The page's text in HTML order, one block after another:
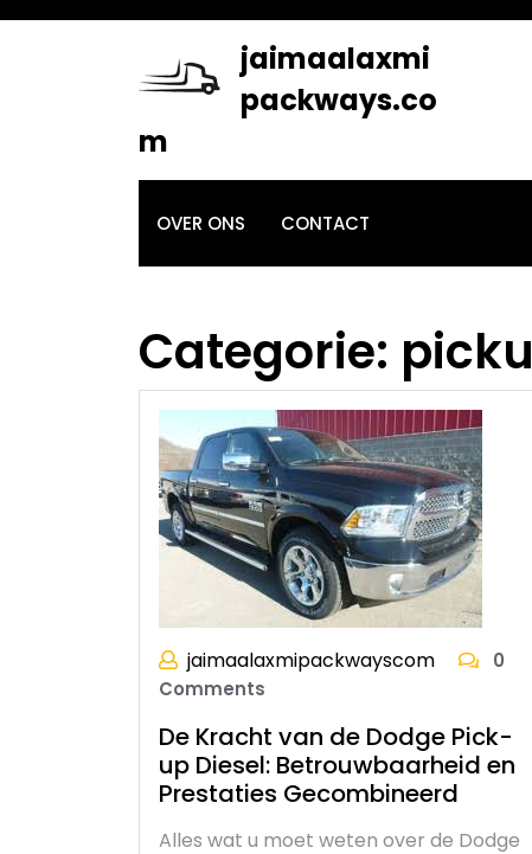
jaimaalaxmi
packways.co
m
OVER ONS CONTACT
Categorie:
jaimaalaxmipackwayscom
0
Comments
De Kracht van de Dodge Pick-
up Diesel: Betrouwbaarheid en
Prestaties Gecombineerd
Alles wat u moet weten over de Dodge